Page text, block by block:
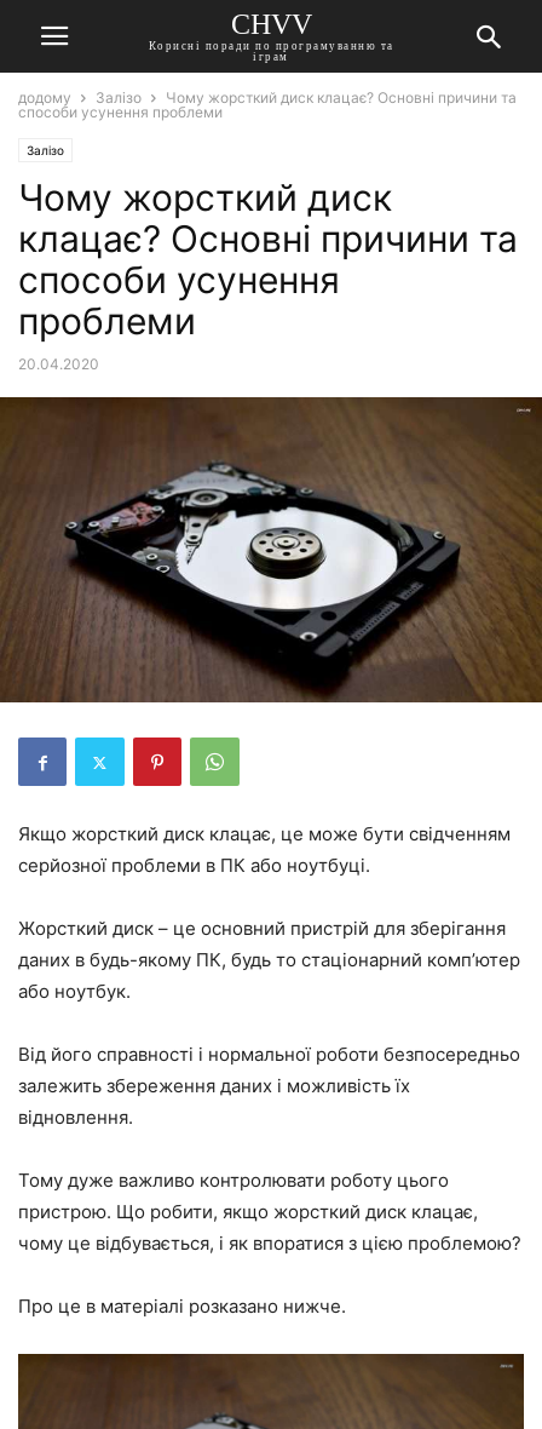
CHVV
Корисні поради по програмуванню та
іграм
додому Залізо
Чому жорсткий диск клацає? Основні причини та
способи усунення проблеми
Залізо
Чому жорсткий диск
клацає? Основні причини та
способи усунення
проблеми
20.04.2020
Якщо жорсткий диск клацає, це може бути свідченням
серйозної проблеми в ПК або ноутбуці.
Жорсткий диск – це основний пристрій для зберігання
даних в будь-якому ПК, будь то стаціонарний комп’ютер
або ноутбук.
Від його справності і нормальної роботи безпосередньо
залежить збереження даних і можливість їх
відновлення.
Тому дуже важливо контролювати роботу цього
пристрою. Що робити, якщо жорсткий диск клацає,
чому це відбувається, і як впоратися з цією проблемою?
Про це в матеріалі розказано нижче.